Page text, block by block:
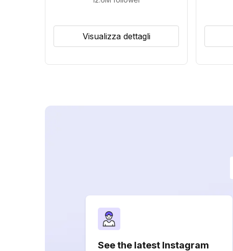
Visualizza dettagli
See the latest Instagram